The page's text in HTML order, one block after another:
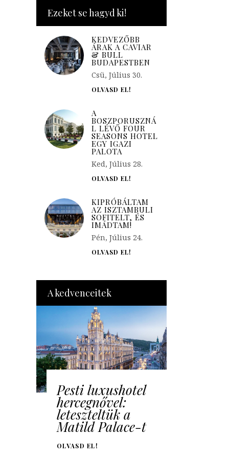
Ezeket se hagyd ki!
KEDVEZŐBB
ÁRAK A CAVIAR
& BULL
BUDAPESTBEN
Csü, Július 30.
OLVASD EL!
A
BOSZPORUSZNÁ
L LÉVŐ FOUR
SEASONS HOTEL
EGY IGAZI
PALOTA
Ked, Július 28.
OLVASD EL!
KIPRÓBÁLTAM
AZ ISZTAMBULI
SOFITELT, ÉS
IMÁDTAM!
Pén, Július 24.
OLVASD EL!
A kedvenceitek
Pesti luxushotel
hercegnővel:
leteszteltük a
Matild Palace-t
OLVASD EL!